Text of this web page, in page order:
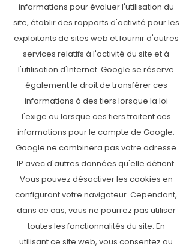
informations pour évaluer l'utilisation du
site, établir des rapports d'activité pour les
exploitants de sites web et fournir d'autres
services relatifs à l'activité du site et à
l'utilisation d'Internet. Google se réserve
également le droit de transférer ces
informations à des tiers lorsque la loi
l'exige ou lorsque ces tiers traitent ces
informations pour le compte de Google.
Google ne combinera pas votre adresse
IP avec d'autres données qu'elle détient.
Vous pouvez désactiver les cookies en
configurant votre navigateur. Cependant,
dans ce cas, vous ne pourrez pas utiliser
toutes les fonctionnalités du site. En
utilisant ce site web, vous consentez au